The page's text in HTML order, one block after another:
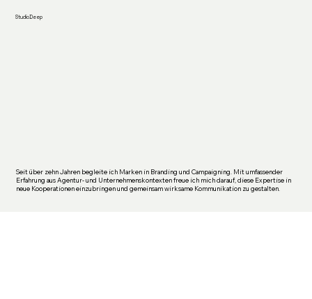
StudioDeep
Seit über zehn Jahren begleite ich Marken in Branding und Campaigning. Mit umfassender
Erfahrung aus Agentur- und Unternehmenskontexten freue ich mich darauf, diese Expertise in
neue Kooperationen einzubringen und gemeinsam wirksame Kommunikation zu gestalten.